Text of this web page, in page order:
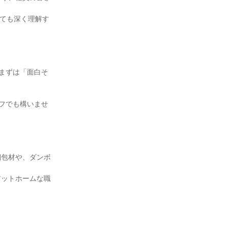
も深く理解す
ずは「面白そ
でも構いませ
材や、ダンボ
トホームな職